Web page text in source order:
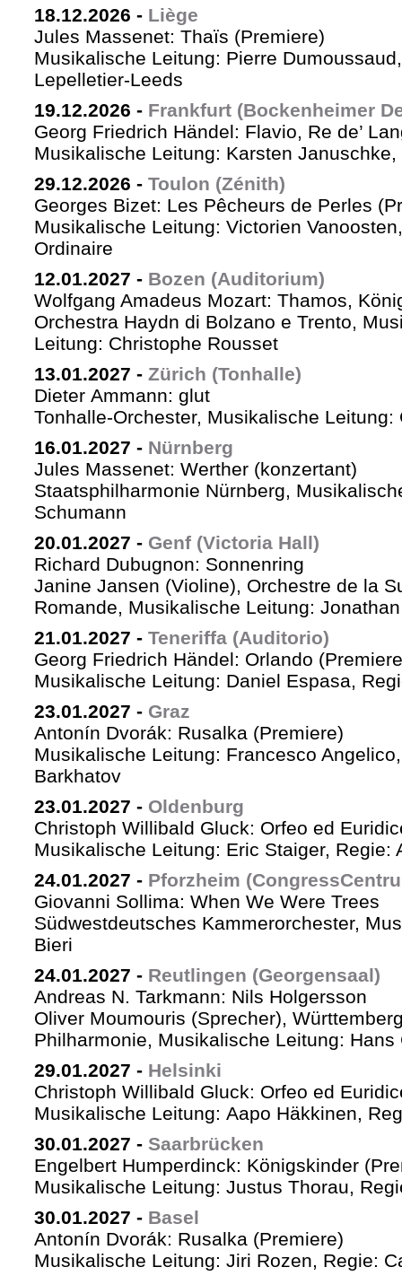
18.12.2026 - Liège
Jules Massenet: Thaïs (Premiere)
Musikalische Leitung: Pierre
Lepelletier-Leeds
19.12.2026 - Frankfurt (Bockenheimer
Georg Friedrich Händel: Flavio, Re de’
Musikalische Leitung: Karsten
29.12.2026 - Toulon (Zénith)
Georges Bizet: Les Pêcheurs de Perles
Musikalische Leitung: Victorien
Ordinaire
12.01.2027 - Bozen (Auditorium)
Wolfgang Amadeus Mozart: Thamos,
Orchestra Haydn di Bolzano e Trento,
Leitung: Christophe Rousset
13.01.2027 - Zürich (Tonhalle)
Dieter Ammann: glut
Tonhalle-Orchester, Musikalische Leitung:
16.01.2027 - Nürnberg
Jules Massenet: Werther (konzertant)
Staatsphilharmonie Nürnberg,
Schumann
20.01.2027 - Genf (Victoria Hall)
Richard Dubugnon: Sonnenring
Janine Jansen (Violine), Orchestre de la
Romande, Musikalische Leitung:
21.01.2027 - Teneriffa (Auditorio)
Georg Friedrich Händel: Orlando
Musikalische Leitung: Daniel Espasa,
23.01.2027 - Graz
Antonín Dvorák: Rusalka (Premiere)
Musikalische Leitung: Francesco
Barkhatov
23.01.2027 - Oldenburg
Christoph Willibald Gluck: Orfeo ed
Musikalische Leitung: Eric Staiger, Regie:
24.01.2027 - Pforzheim
Giovanni Sollima: When We Were Trees
Südwestdeutsches Kammerorchester,
Bieri
24.01.2027 - Reutlingen (Georgensaal)
Andreas N. Tarkmann: Nils Holgersson
Oliver Moumouris (Sprecher),
Philharmonie, Musikalische Leitung: Hans
29.01.2027 - Helsinki
Christoph Willibald Gluck: Orfeo ed
Musikalische Leitung: Aapo Häkkinen,
30.01.2027 - Saarbrücken
Engelbert Humperdinck: Königskinder
Musikalische Leitung: Justus Thorau,
30.01.2027 - Basel
Antonín Dvorák: Rusalka (Premiere)
Musikalische Leitung: Jiri Rozen, Regie: